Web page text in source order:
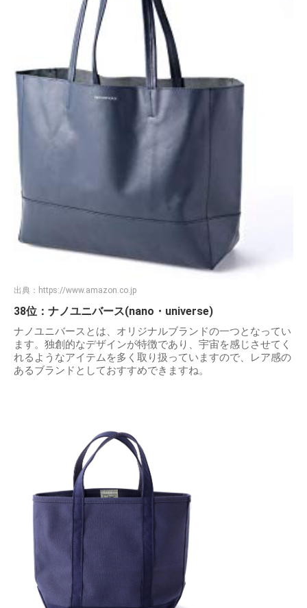
出典： https://www.amazon.co.jp
38位：ナノユニバース(nano・universe)
ナノユニバースとは、オリジナルブランドの一つとなってい
ます。独創的なデザインが特徴であり、宇宙を感じさせてく
れるようなアイテムを多く取り扱っていますので、レア感の
あるブランドとしておすすめできますね。